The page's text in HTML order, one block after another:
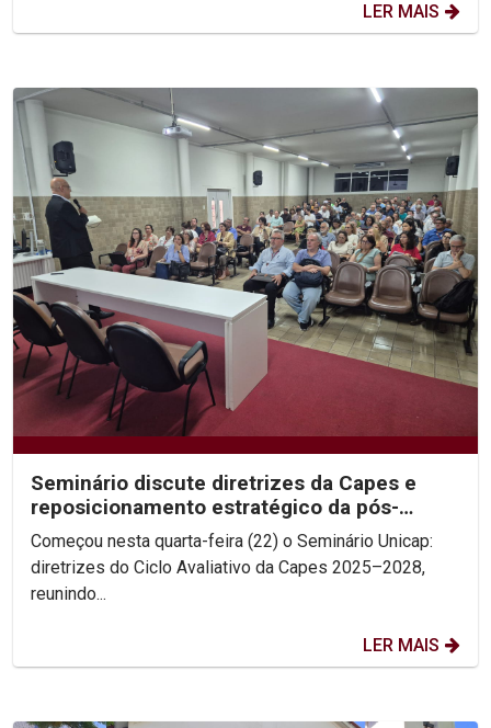
LER MAIS
Seminário discute diretrizes da Capes e
reposicionamento estratégico da pós-
graduação
Começou nesta quarta-feira (22) o Seminário Unicap:
diretrizes do Ciclo Avaliativo da Capes 2025–2028,
reunindo...
LER MAIS